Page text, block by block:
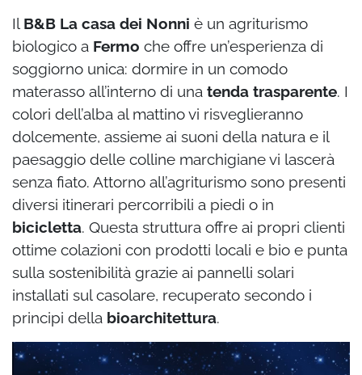
Il B&B La casa dei Nonni è un agriturismo
biologico a Fermo che offre un’esperienza di
soggiorno unica: dormire in un comodo
materasso all’interno di una tenda trasparente. I
colori dell’alba al mattino vi risveglieranno
dolcemente, assieme ai suoni della natura e il
paesaggio delle colline marchigiane vi lascerà
senza fiato. Attorno all’agriturismo sono presenti
diversi itinerari percorribili a piedi o in
bicicletta. Questa struttura offre ai propri clienti
ottime colazioni con prodotti locali e bio e punta
sulla sostenibilità grazie ai pannelli solari
installati sul casolare, recuperato secondo i
principi della bioarchitettura.